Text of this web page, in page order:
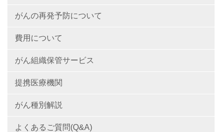
がんの再発予防について
費用について
がん組織保管サービス
提携医療機関
がん種別解説
よくあるご質問(Q&A)